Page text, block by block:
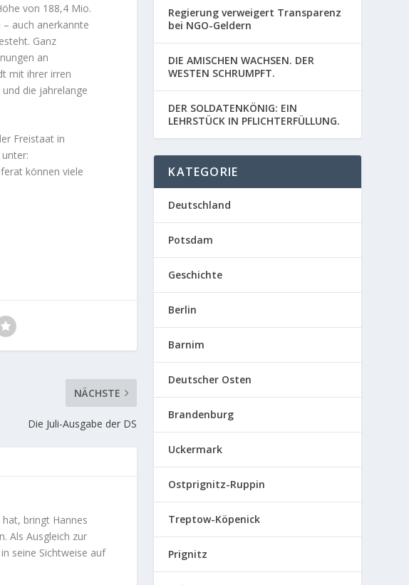
von 188,4 Mio.
auch anerkannte
Ganz
an
mit ihrer irren
die jahrelange
Freistaat in
können viele
NÄCHSTE
Die Juli-Ausgabe der DS
bringt Hannes
Als Ausgleich zur
seine Sichtweise auf
Regierung verweigert Transparenz
bei NGO-Geldern
DIE AMISCHEN WACHSEN. DER
WESTEN SCHRUMPFT.
DER SOLDATENKÖNIG: EIN
LEHRSTÜCK IN PFLICHTERFÜLLUNG.
KATEGORIE
Deutschland
Potsdam
Geschichte
Berlin
Barnim
Deutscher Osten
Brandenburg
Uckermark
Ostprignitz-Ruppin
Treptow-Köpenick
Prignitz